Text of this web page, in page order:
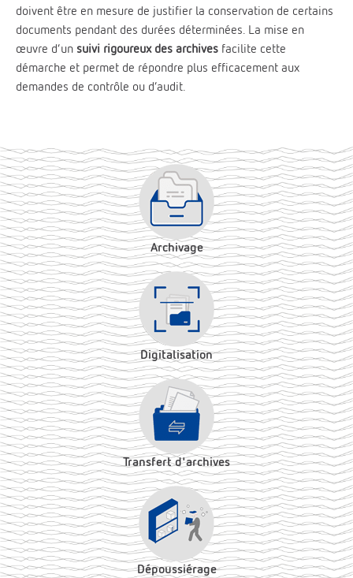
doivent être en mesure de justifier la conservation de certains
documents pendant des durées déterminées. La mise en
œuvre d’un suivi rigoureux des archives facilite cette
démarche et permet de répondre plus efficacement aux
demandes de contrôle ou d’audit.
Archivage
Digitalisation
Transfert d'archives
Dépoussiérage